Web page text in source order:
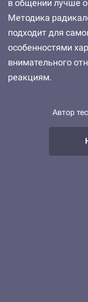
в общении лучше
Методика
подходит для
особенностями
внимательного
реакциям.
Автор